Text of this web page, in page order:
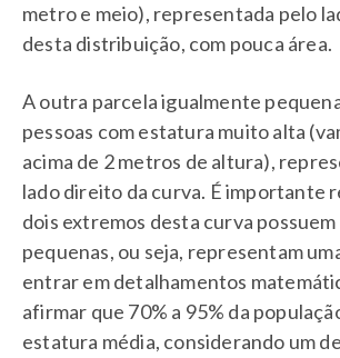
metro e meio), representada pelo
desta distribuição, com pouca área.
A outra parcela igualmente
pessoas com estatura muito alta
acima de 2 metros de altura),
lado direito da curva. É importante
dois extremos desta curva possuem
pequenas, ou seja, representam
entrar em detalhamentos
afirmar que 70% a 95% da
estatura média, considerando um